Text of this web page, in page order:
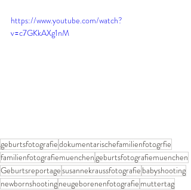
https://www.youtube.com/watch?
v=c7GKkAXg1nM
geburtsfotografiedokumentarischefamilienfotogrfie
familienfotografiemuenchengeburtsfotografiemuenchen
Geburtsreportagesusannekraussfotografie babyshooting
newbornshootingneugeborenenfotografie muttertag